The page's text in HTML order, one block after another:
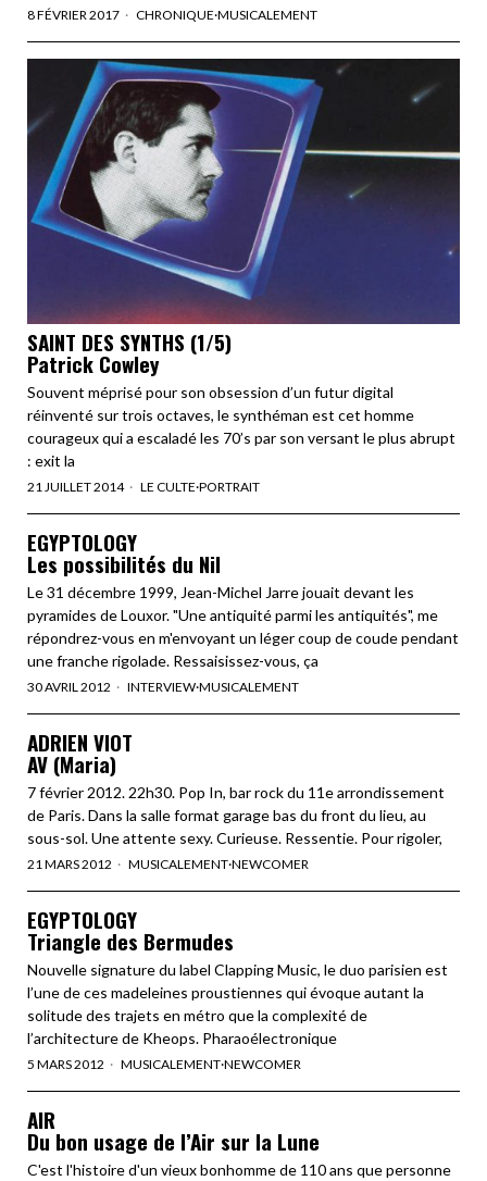
8 FÉVRIER 2017 CHRONIQUE·MUSICALEMENT
SAINT DES SYNTHS (1/5)
Patrick Cowley
Souvent méprisé pour son obsession d’un futur digital
réinventé sur trois octaves, le synthéman est cet homme
courageux qui a escaladé les 70’s par son versant le plus abrupt
: exit la
21 JUILLET 2014 LE CULTE·PORTRAIT
EGYPTOLOGY
Les possibilités du Nil
Le 31 décembre 1999, Jean-Michel Jarre jouait devant les
pyramides de Louxor. "Une antiquité parmi les antiquités", me
répondrez-vous en m'envoyant un léger coup de coude pendant
une franche rigolade. Ressaisissez-vous, ça
30 AVRIL 2012 INTERVIEW·MUSICALEMENT
ADRIEN VIOT
AV (Maria)
7 février 2012. 22h30. Pop In, bar rock du 11e arrondissement
de Paris. Dans la salle format garage bas du front du lieu, au
sous-sol. Une attente sexy. Curieuse. Ressentie. Pour rigoler,
21 MARS 2012 MUSICALEMENT·NEWCOMER
EGYPTOLOGY
Triangle des Bermudes
Nouvelle signature du label Clapping Music, le duo parisien est
l’une de ces madeleines proustiennes qui évoque autant la
solitude des trajets en métro que la complexité de
l’architecture de Kheops. Pharaoélectronique
5 MARS 2012 MUSICALEMENT·NEWCOMER
AIR
Du bon usage de l’Air sur la Lune
C'est l'histoire d'un vieux bonhomme de 110 ans que personne